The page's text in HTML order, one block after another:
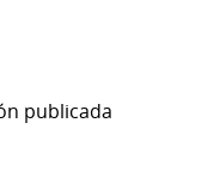
publicada